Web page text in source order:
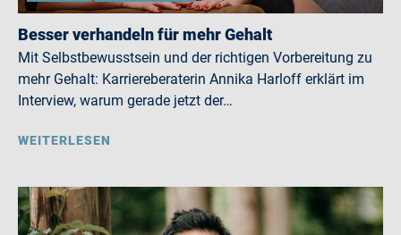
Besser verhandeln für mehr Gehalt
Mit Selbstbewusstsein und der richtigen Vorbereitung zu
mehr Gehalt: Karriereberaterin Annika Harloff erklärt im
Interview, warum gerade jetzt der…
WEITERLESEN